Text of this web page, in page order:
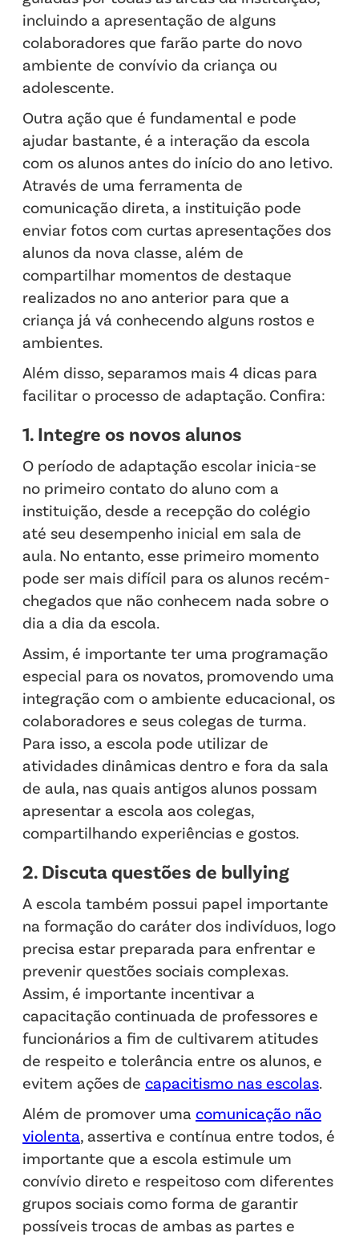
incluindo a apresentação de alguns
colaboradores que farão parte do novo
ambiente de convívio da criança ou
adolescente.
Outra ação que é fundamental e pode
ajudar bastante, é a interação da escola
com os alunos antes do início do ano letivo.
Através de uma ferramenta de
comunicação direta, a instituição pode
enviar fotos com curtas apresentações dos
alunos da nova classe, além de
compartilhar momentos de destaque
realizados no ano anterior para que a
criança já vá conhecendo alguns rostos e
ambientes.
Além disso, separamos mais 4 dicas para
facilitar o processo de adaptação. Confira:
1. Integre os novos alunos
O período de adaptação escolar inicia-se
no primeiro contato do aluno com a
instituição, desde a recepção do colégio
até seu desempenho inicial em sala de
aula. No entanto, esse primeiro momento
pode ser mais difícil para os alunos recém-
chegados que não conhecem nada sobre o
dia a dia da escola.
Assim, é importante ter uma programação
especial para os novatos, promovendo uma
integração com o ambiente educacional, os
colaboradores e seus colegas de turma.
Para isso, a escola pode utilizar de
atividades dinâmicas dentro e fora da sala
de aula, nas quais antigos alunos possam
apresentar a escola aos colegas,
compartilhando experiências e gostos.
2. Discuta questões de bullying
A escola também possui papel importante
na formação do caráter dos indivíduos, logo
precisa estar preparada para enfrentar e
prevenir questões sociais complexas.
Assim, é importante incentivar a
capacitação continuada de professores e
funcionários a fim de cultivarem atitudes
de respeito e tolerância entre os alunos, e
evitem ações de capacitismo nas escolas.
Além de promover uma comunicação não
violenta, assertiva e contínua entre todos, é
importante que a escola estimule um
convívio direto e respeitoso com diferentes
grupos sociais como forma de garantir
possíveis trocas de ambas as partes e